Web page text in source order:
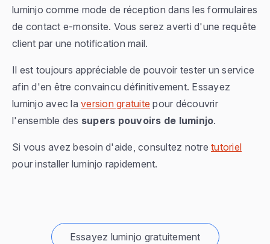
luminjo comme mode de réception dans les formulaires
de contact e-monsite. Vous serez averti d'une requête
client par une notification mail.
Il est toujours appréciable de pouvoir tester un service
afin d'en être convaincu définitivement. Essayez
luminjo avec la version gratuite pour découvrir
l'ensemble des supers pouvoirs de luminjo.
Si vous avez besoin d'aide, consultez notre tutoriel
pour installer luminjo rapidement.
Essayez luminjo gratuitement